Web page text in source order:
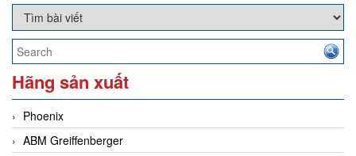
Hãng sản xuất
Phoenix
ABM Greiffenberger